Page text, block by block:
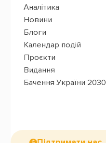
Аналітика
Новини
Блоги
Календар подій
Проєкти
Видання
Бачення України 2030